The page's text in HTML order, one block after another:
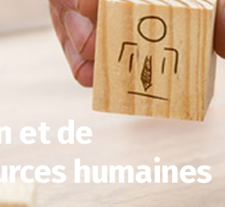
et de
humaines